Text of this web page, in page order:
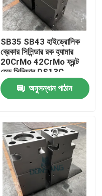
SB35 SB43 হাইড্রোলিক
ব্রেকার সিলিন্ডার রক হ্যামার
20CrMo 42CrMo ফ্রন্ট
হেড সিলিন্ডার DS13C
অনুসন্ধান পাঠান